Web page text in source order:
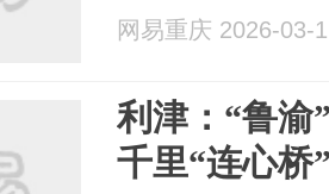
网易重庆 2026-03-
利津：“鲁渝
千里“连心桥